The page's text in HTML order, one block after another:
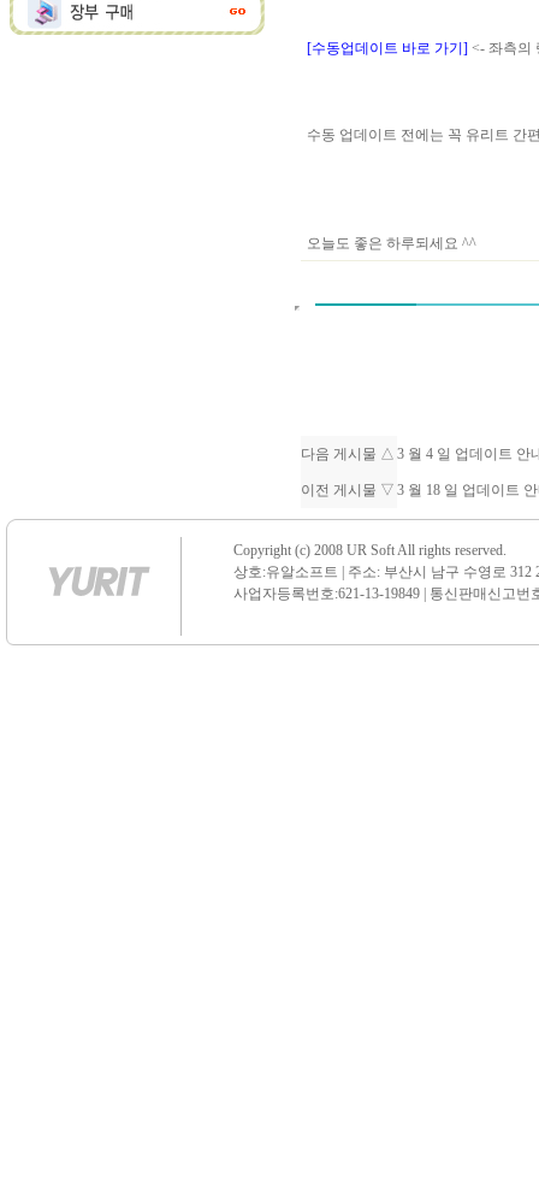
[수동업데이트 바로 가기] <- 좌측의
수동 업데이트 전에는 꼭 유리트 간
오늘도 좋은 하루되세요 ^^
다음 게시물 △ 3 월 4 일 업데이트 안
이전 게시물 ▽ 3 월 18 일 업데이트
Copyright (c) 2008 UR Soft All rights reserved.
상호:유알소프트 | 주소: 부산시 남구 수영로 312
사업자등록번호:621-13-19849 | 통신판매신고번